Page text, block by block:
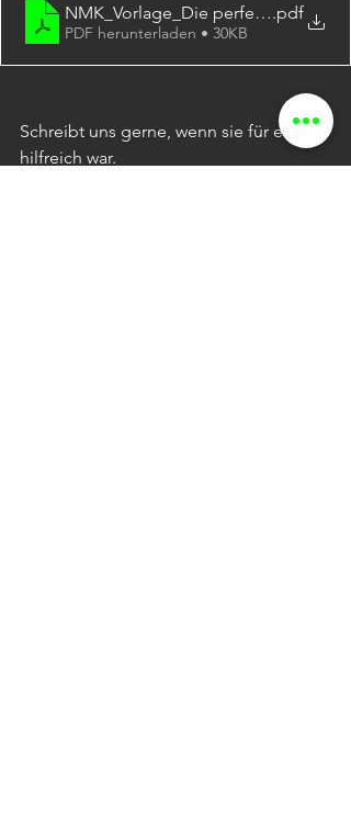
NMK_Vorlage_Die perfekte.pdf
PDF herunterladen • 30KB
Schreibt uns gerne, wenn sie für euch
hilfreich war.